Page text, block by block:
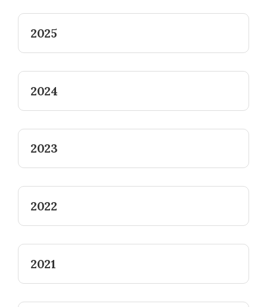
2025
2024
2023
2022
2021